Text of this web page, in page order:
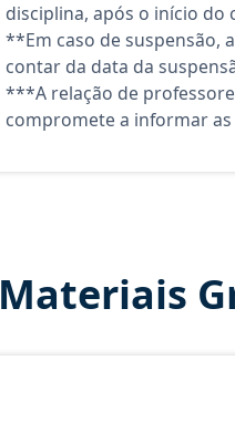
disciplina, após o início do
**Em caso de suspensão,
contar da data da
***A relação de
compromete a informar
Materiais